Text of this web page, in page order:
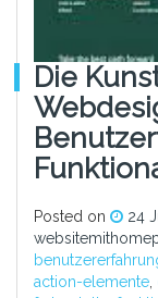
Die
Posted on 24
action-elemente